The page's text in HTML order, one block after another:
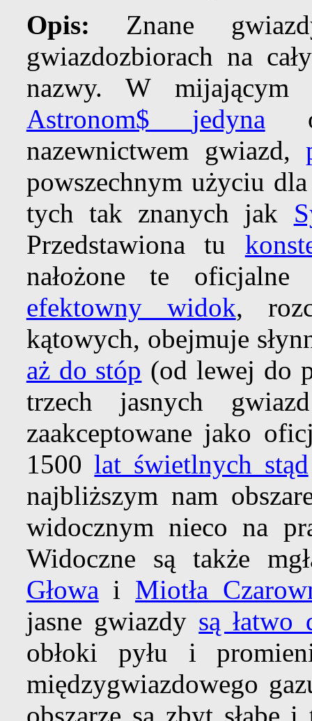
Opis: Znane
gwiazdozbiorach na
nazwy. W
Astronom$ jedyna
nazewnictwem gwiazd,
powszechnym użyciu
tych tak znanych jak
Przedstawiona tu
nałożone te
efektowny widok,
kątowych, obejmuje
aż do stóp (od lewej do
trzech jasnych
zaakceptowane jako
1500lat świetlnych stąd
najbliższym nam
widocznym nieco na
Widoczne są także
Głowa i Miotła
jasne gwiazdy są łatwo
obłoki pyłu i
międzygwiazdowego
obszarze są zbyt słabe